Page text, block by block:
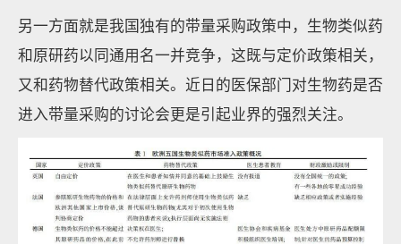
另一方面就是我国独有的带量采购政策中，生物类似药
和原研药以同通用名一并竞争，这既与定价政策相关，
又和药物替代政策相关。近日的医保部门对生物药是否
进入带量采购的讨论会更是引起业界的强烈关注。